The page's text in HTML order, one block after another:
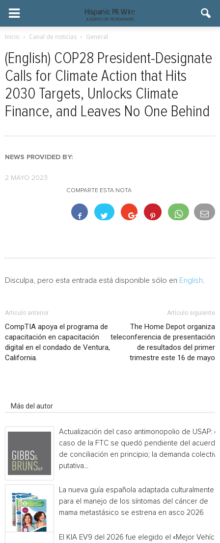
Inicio Canal de noticias General
(English) COP28 President-Designate
Calls for Climate Action that Hits
2030 Targets, Unlocks Climate
Finance, and Leaves No One Behind
NEWS PROVIDED BY:
2 MAYO 2023
COMPARTE ESTA NOTA
Disculpa, pero esta entrada está disponible sólo en English
Artículo anterior
CompTIA apoya el programa de
capacitación en capacitación
digital en el condado de Ventura,
California.
Artículo siguiente
The Home Depot organiza
teleconferencia de presentación
de resultados del primer
trimestre este 16 de mayo
Más del autor
Actualización del caso antimonopolio de USAP: el
caso de la FTC se quedó pendiente del acuerdo
de conciliación en principio; la demanda colectiva
putativa...
La nueva guía española adaptada culturalmente
para el manejo de los síntomas del cáncer de
mama metastásico se estrena en asco 2026
El KIA EV9 del 2026 fue elegido el «Mejor